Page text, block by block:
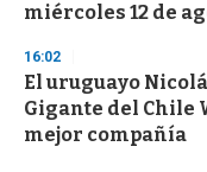
miércoles 12 de
16:02
El uruguayo
Gigante del Chile
mejor compañía